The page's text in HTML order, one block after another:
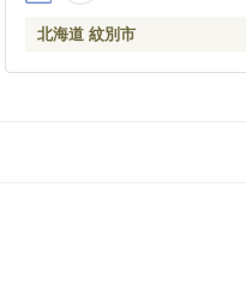
北海道 紋別市